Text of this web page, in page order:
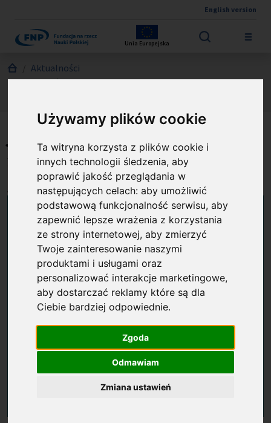
Używamy plików cookie
Ta witryna korzysta z plików cookie i
innych technologii śledzenia, aby
poprawić jakość przeglądania w
następujących celach:aby umożliwić
podstawową funkcjonalność serwisu,aby
zapewnić lepsze wrażenia z korzystania
ze strony internetowej,aby zmierzyć
Twoje zainteresowanie naszymi
produktami i usługami oraz
personalizować interakcje marketingowe,
aby dostarczać reklamy które są dla
Ciebie bardziej odpowiednie.
Zgoda
Odmawiam
Zmiana ustawień
English version
Unia Europejska
Jesteś tutaj:
Aktualności
Jak pisać skuteczne międzynarodowe wnioski grantowe –
Jak pisać skuteczne
międzynarodowe wnioski
grantowe – warsztaty 2025